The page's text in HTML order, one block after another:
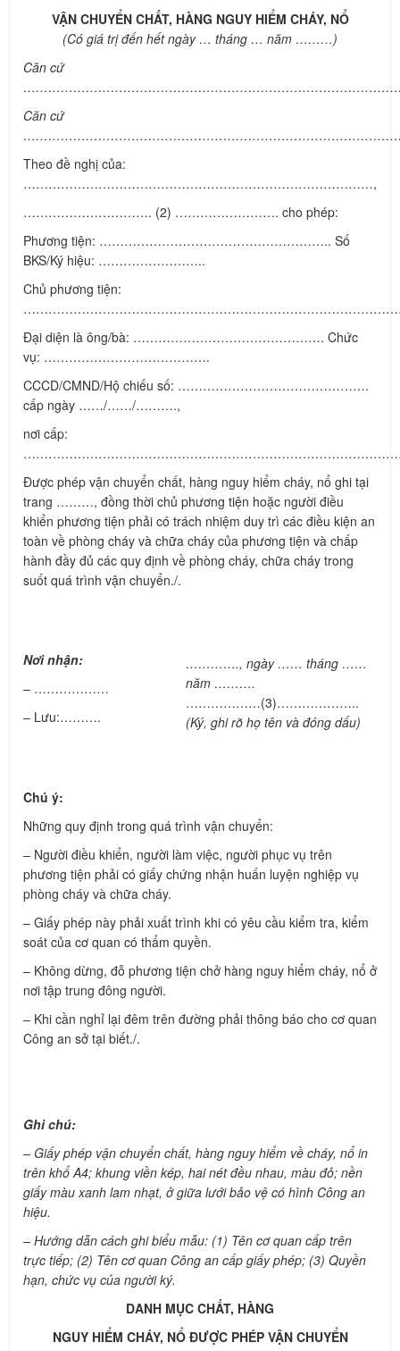
VẬN CHUYỂN CHẤT, HÀNG NGUY HIỂM CHÁY, NỔ
(Có giá trị đến hết ngày … tháng … năm ………)
Căn cứ
Căn cứ
Theo đề nghị của:
…………………………………………………………………………,
…………………………. (2) ……………………. cho phép:
Phương tiện: ……………………………………………….. Số
BKS/Ký hiệu: ……………………..
Chủ phương tiện:
Đại diện là ông/bà: ………………………………………. Chức
vụ: ………………………………….
CCCD/CMND/Hộ chiếu số: ……………………………………….
cấp ngày ……/……/……….,
nơi cấp:
Được phép vận chuyển chất, hàng nguy hiểm cháy, nổ ghi tại
trang ………, đồng thời chủ phương tiện hoặc người điều
khiển phương tiện phải có trách nhiệm duy trì các điều kiện an
toàn về phòng cháy và chữa cháy của phương tiện và chấp
hành đầy đủ các quy định về phòng cháy, chữa cháy trong
suốt quá trình vận chuyển./.
Nơi nhận:
– ………………
– Lưu:……….
…………., ngày …… tháng ……
năm ……….
………………(3)………………..
(Ký, ghi rõ họ tên và đóng dấu)
Chú ý:
Những quy định trong quá trình vận chuyển:
– Người điều khiển, người làm việc, người phục vụ trên
phương tiện phải có giấy chứng nhận huấn luyện nghiệp vụ
phòng cháy và chữa cháy.
– Giấy phép này phải xuất trình khi có yêu cầu kiểm tra, kiểm
soát của cơ quan có thẩm quyền.
– Không dừng, đỗ phương tiện chở hàng nguy hiểm cháy, nổ ở
nơi tập trung đông người.
– Khi cần nghỉ lại đêm trên đường phải thông báo cho cơ quan
Công an sở tại biết./.
Ghi chú:
– Giấy phép vận chuyển chất, hàng nguy hiểm về cháy, nổ in
trên khổ A4; khung viền kép, hai nét đều nhau, màu đỏ; nền
giấy màu xanh lam nhạt, ở giữa lưới bảo vệ có hình Công an
hiệu.
– Hướng dẫn cách ghi biểu mẫu: (1) Tên cơ quan cấp trên
trực tiếp; (2) Tên cơ quan Công an cấp giấy phép; (3) Quyền
hạn, chức vụ của người ký.
DANH MỤC CHẤT, HÀNG
NGUY HIỂM CHÁY, NỔ ĐƯỢC PHÉP VẬN CHUYỂN